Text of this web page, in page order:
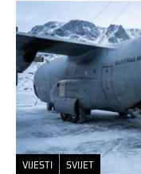
VIJESTI SVIJET